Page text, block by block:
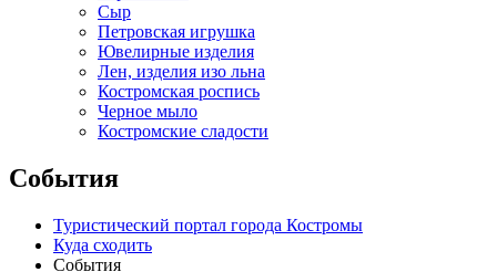
Сыр
Петровская игрушка
Ювелирные изделия
Лен, изделия изо льна
Костромская роспись
Черное мыло
Костромские сладости
События
Туристический портал города Костромы
Куда сходить
События